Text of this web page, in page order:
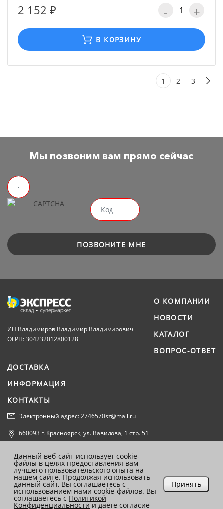
2 152 ₽ - +
В КОРЗИНУ
1 2 3
Мы позвоним вам прямо сейчас
ПОЗВОНИТЕ МНЕ
ИП Владимиров Владимир Владимирович
ОГРН: 304232012800128
О КОМПАНИИ
НОВОСТИ
КАТАЛОГ
ВОПРОС-ОТВЕТ
ДОСТАВКА
ИНФОРМАЦИЯ
КОНТАКТЫ
Электронный адрес: 2746570sz@mail.ru
660093 г. Красноярск, ул. Вавилова, 1 стр. 51
Согласие на обработку персональных данных
Данный веб-сайт использует cookie-
файлы в целях предоставления вам
лучшего пользовательского опыта на
нашем сайте. Продолжая использовать
данный сайт, Вы соглашаетесь с
использованием нами cookie-файлов. Вы
соглашаетесь с Политикой
Конфиденциальностии даёте согласие
Принять